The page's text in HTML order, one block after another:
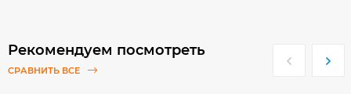
Рекомендуем посмотреть
СРАВНИТЬ ВСЕ